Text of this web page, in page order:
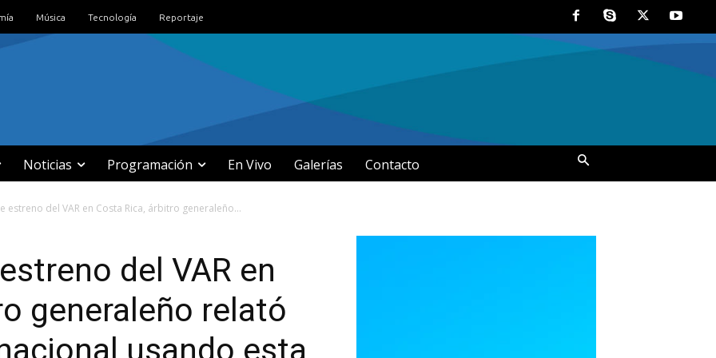
Música Tecnología Reportaje
Noticias Programación En Vivo Galerías Contacto
estreno del VAR en Costa Rica, árbitro generaleño...
del VAR en
generaleño relató
usando esta